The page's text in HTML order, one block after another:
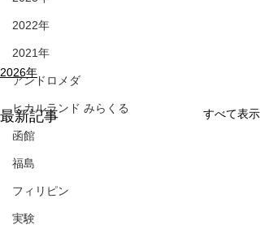
2022年
2021年
アンドロメダ
ヒカルランド みらくる
函館
福島
フィリピン
実験
2026年
最新記事 すべて表示